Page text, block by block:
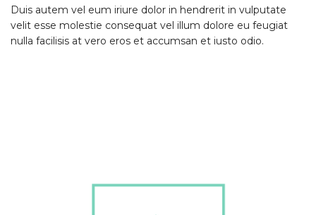
Duis autem vel eum iriure dolor in hendrerit in vulputate
velit esse molestie consequat vel illum dolore eu feugiat
nulla facilisis at vero eros et accumsan et iusto odio.